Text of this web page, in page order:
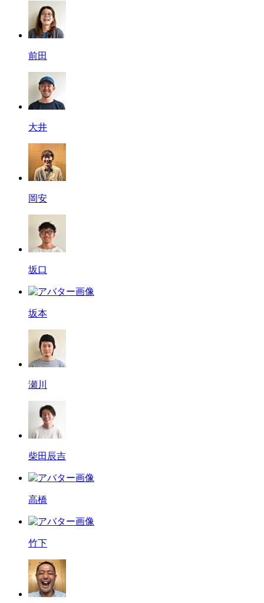
前田
大井
岡安
坂口
坂本
瀬川
柴田辰吉
高橋
竹下